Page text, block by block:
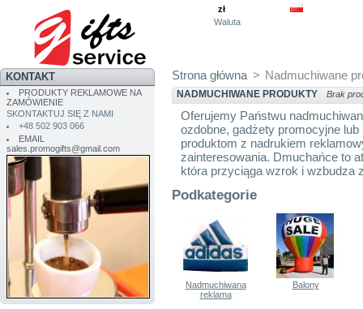
zł
Waluta
KONTAKT
PRODUKTY REKLAMOWE NA
ZAMÓWIENIE
SKONTAKTUJ SIĘ Z NAMI
+48 502 903 066
EMAIL
sales.promogifts@gmail.com
Strona główna > Nadmuchiwane
NADMUCHIWANE PRODUKTY Brak
Oferujemy Państwu
ozdobne, gadżety promocyjne
produktom z nadrukiem
zainteresowania. Dmuchańce to
która przyciąga wzrok i wzbudza
Podkategorie
Nadmuchiwana
reklama
Balony